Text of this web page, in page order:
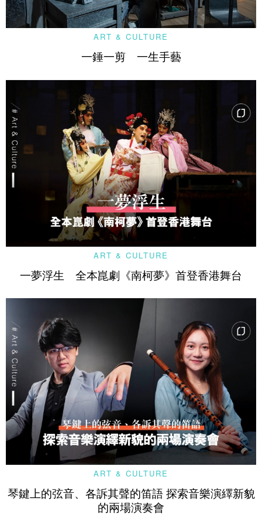
ART & CULTURE
一錘一剪 一生手藝
ART & CULTURE
一夢浮生 全本崑劇《南柯夢》首登香港舞台
ART & CULTURE
琴鍵上的弦音、各訴其聲的笛語 探索音樂演繹新貌
的兩場演奏會